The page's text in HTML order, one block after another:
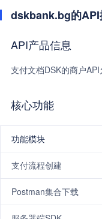
dskbank.bg的API
API产品信息
支付文档DSK的商户
核心功能
功能模块
支付流程创建
Postman集合下载